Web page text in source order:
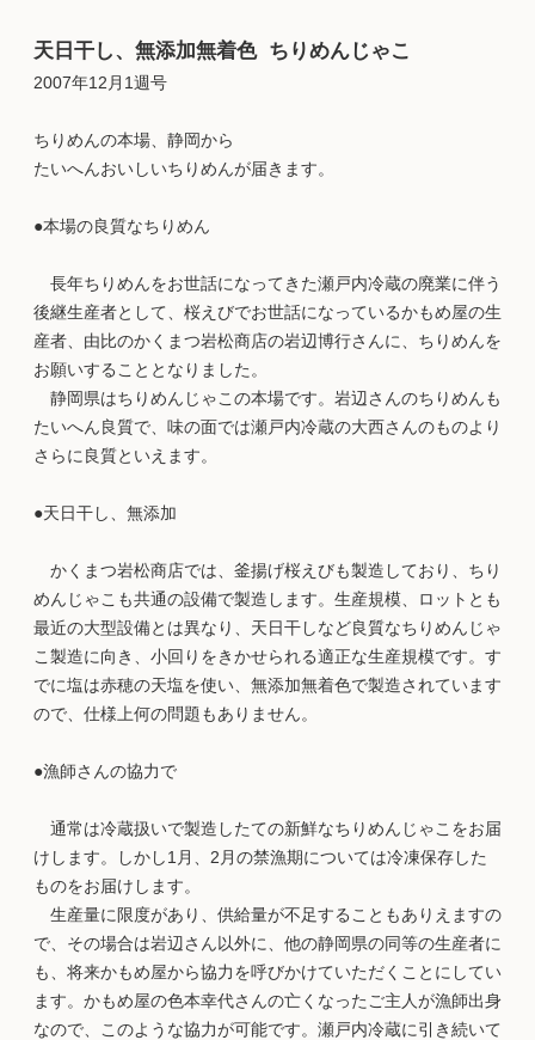
天日干し、無添加無着色 ちりめんじゃこ
2007年12月1週号
ちりめんの本場、静岡から
たいへんおいしいちりめんが届きます。
●本場の良質なちりめん
長年ちりめんをお世話になってきた瀬戸内冷蔵の廃業に伴う
後継生産者として、桜えびでお世話になっているかもめ屋の生
産者、由比のかくまつ岩松商店の岩辺博行さんに、ちりめんを
お願いすることとなりました。
静岡県はちりめんじゃこの本場です。岩辺さんのちりめんも
たいへん良質で、味の面では瀬戸内冷蔵の大西さんのものより
さらに良質といえます。
●天日干し、無添加
かくまつ岩松商店では、釜揚げ桜えびも製造しており、ちり
めんじゃこも共通の設備で製造します。生産規模、ロットとも
最近の大型設備とは異なり、天日干しなど良質なちりめんじゃ
こ製造に向き、小回りをきかせられる適正な生産規模です。す
でに塩は赤穂の天塩を使い、無添加無着色で製造されています
ので、仕様上何の問題もありません。
●漁師さんの協力で
通常は冷蔵扱いで製造したての新鮮なちりめんじゃこをお届
けします。しかし1月、2月の禁漁期については冷凍保存した
ものをお届けします。
生産量に限度があり、供給量が不足することもありえますの
で、その場合は岩辺さん以外に、他の静岡県の同等の生産者に
も、将来かもめ屋から協力を呼びかけていただくことにしてい
ます。かもめ屋の色本幸代さんの亡くなったご主人が漁師出身
なので、このような協力が可能です。瀬戸内冷蔵に引き続いて